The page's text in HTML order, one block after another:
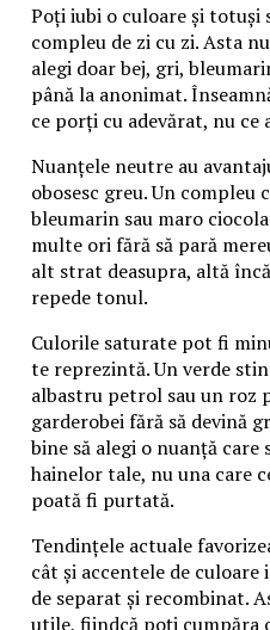
Poți iubi o culoare și totuși
compleu de zi cu zi. Asta
alegi doar bej, gri,
până la anonimat.
ce porți cu adevărat, nu ce
Nuanțele neutre au
obosesc greu. Un compleu
bleumarin sau maro
multe ori fără să pară
alt strat deasupra, altă
repede tonul.
Culorile saturate pot fi
te reprezintă. Un verde
albastru petrol sau un roz
garderobei fără să devină
bine să alegi o nuanță
hainelor tale, nu una care
poată fi purtată.
Tendințele actuale
cât și accentele de
de separat și recombinat.
utile, fiindcă poți cumpăra